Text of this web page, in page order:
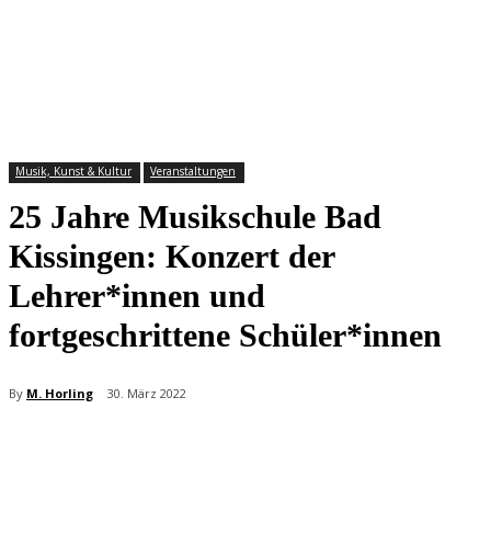
Musik, Kunst & Kultur Veranstaltungen
25 Jahre Musikschule Bad
Kissingen: Konzert der
Lehrer*innen und
fortgeschrittene Schüler*innen
By M. Horling 30. März 2022